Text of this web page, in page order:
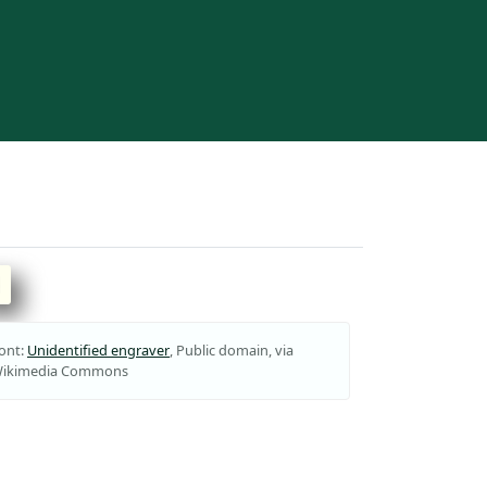
Unidentified engraver, Public domain, via
Commons